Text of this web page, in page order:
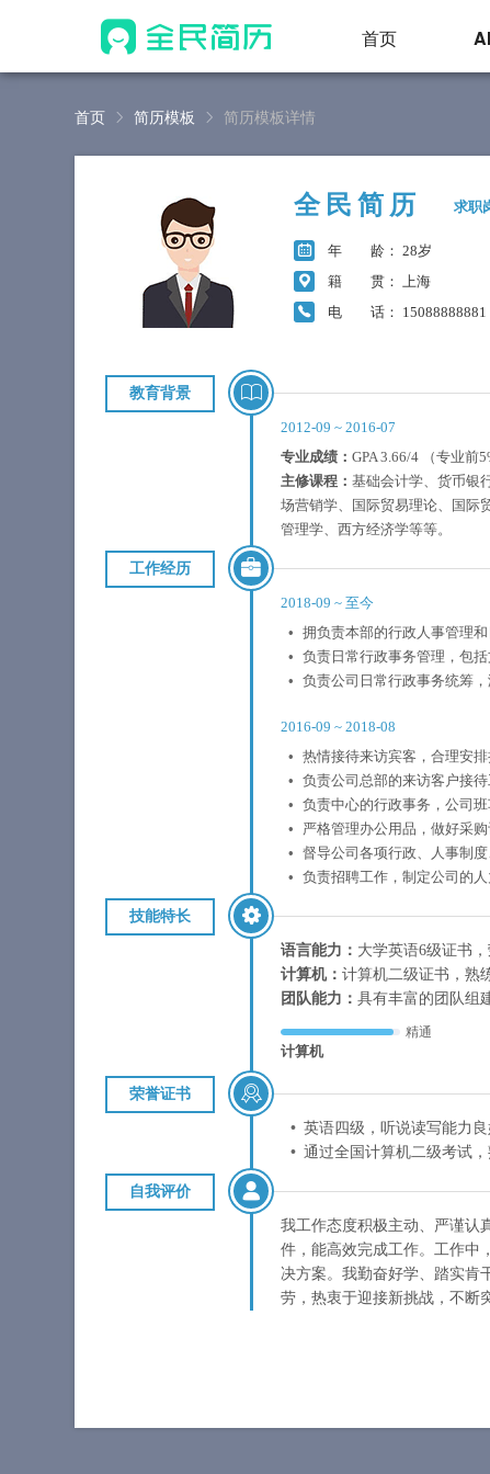
首页
首页 简历模板 简历模板详情
全民简历 求职
年 龄 ： 28岁
籍 贯 ： 上海
电 话 ： 15088888881
教育背景
2012-09 ~ 2016-07
专业成绩： GPA 3.66/4 （专业前
主修课程： 基础会计学、货币银
场营销学、国际贸易理论、国际
管理学、西方经济学等等。
工作经历
2018-09 ~ 至今
拥负责本部的行政人事管理
负责日常行政事务管理，包
负责公司日常行政事务统筹
2016-09 ~ 2018-08
热情接待来访宾客，合理安
负责公司总部的来访客户接
负责中心的行政事务，公司
严格管理办公用品，做好采
督导公司各项行政、人事制
负责招聘工作，制定公司的
技能特长
语言能力： 大学英语6级证书
计算机： 计算机二级证书，熟
团队能力： 具有丰富的团队组
计算机
精通
荣誉证书
英语四级，听说读写能力
通过全国计算机二级考试
自我评价
我工作态度积极主动、严谨认
件，能高效完成工作。工作中
决方案。我勤奋好学、踏实肯
劳，热衷于迎接新挑战，不断